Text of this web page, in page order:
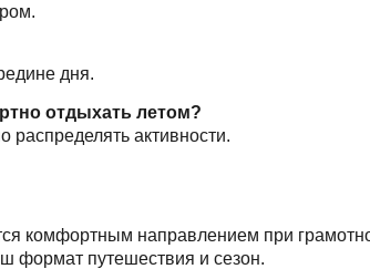
дня.
отдыхать летом?
распределять активности.
комфортным направлением при
формат путешествия и сезон.